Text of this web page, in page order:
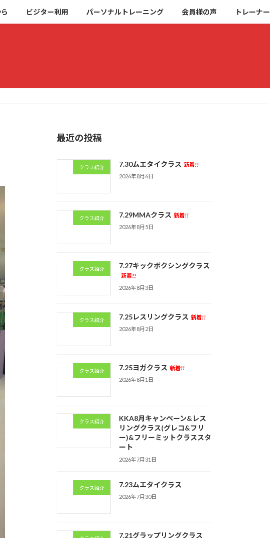
ビジター利用 パーソナルトレーニング 会員様の声 トレーナ
最近の投稿
クラス紹介 7.30ムエタイクラス 新着!!
2026年8月6日
クラス紹介 7.29MMAクラス 新着!!
2026年8月5日
クラス紹介 7.27キックボクシングクラス
新着!!
2026年8月3日
クラス紹介 7.25レスリングクラス 新着!!
2026年8月2日
クラス紹介 7.25ヨガクラス 新着!!
2026年8月1日
クラス紹介
KKA8月キャンペーン&レス
リングクラス(グレコ&フリ
ー)&フリーミットクラススタ
ート
2026年7月31日
クラス紹介 7.23ムエタイクラス
2026年7月30日
7.21グラップリングクラス